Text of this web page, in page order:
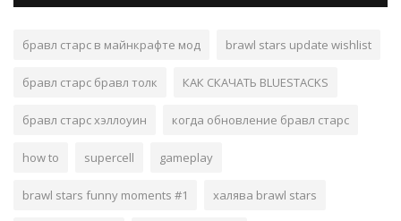
бравл старс в майнкрафте мод brawl stars update wishlist
бравл старс бравл толк КАК СКАЧАТЬ BLUESTACKS
бравл старс хэллоуин когда обновление бравл старс
how to supercell gameplay
brawl stars funny moments #1 халява brawl stars